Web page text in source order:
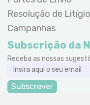
Resolução de
Campanhas
Subscrição da
Receba as nossas
Subscrever